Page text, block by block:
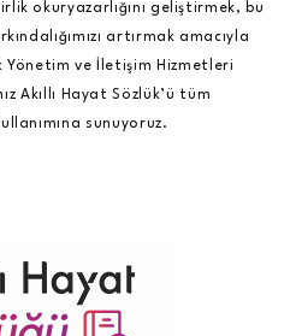
okuryazarlığını geliştirmek, bu
artırmak amacıyla
ve İletişim Hizmetleri
Akıllı Hayat Sözlük’ü tüm
sunuyoruz.